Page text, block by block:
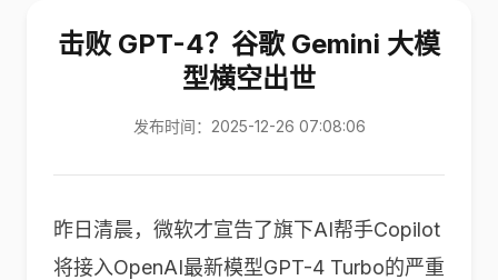
击败 GPT-4？谷歌 Gemini 大模
型横空出世
发布时间：2025-12-26 07:08:06
昨日清晨，微软才宣告了旗下AI帮手Copilot
将接入OpenAI最新模型GPT-4 Turbo的严重